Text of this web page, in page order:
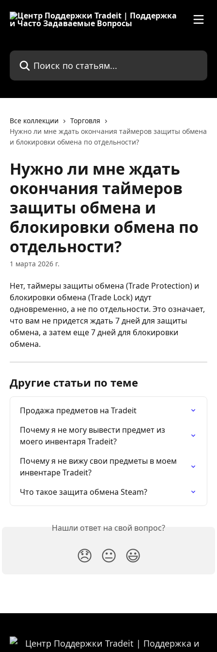
Поиск по статьям...
Все коллекции
Торговля
Нужно ли мне ждать окончания таймеров защиты обмена
и блокировки обмена по отдельности?
Нужно ли мне ждать
окончания таймеров
защиты обмена и
блокировки обмена по
отдельности?
1 марта 2026 г.
Нет, таймеры защиты обмена (Trade Protection) и
блокировки обмена (Trade Lock) идут
одновременно, а не по отдельности. Это означает,
что вам не придется ждать 7 дней для защиты
обмена, а затем еще 7 дней для блокировки
обмена.
Другие статьи по теме
Продажа предметов на Tradeit
Почему я не могу вывести предмет из
моего инвентаря Tradeit?
Почему я не вижу свои предметы в моем
инвентаре Tradeit?
Что такое защита обмена Steam?
Нашли ответ на свой вопрос?
😞 😐 😃